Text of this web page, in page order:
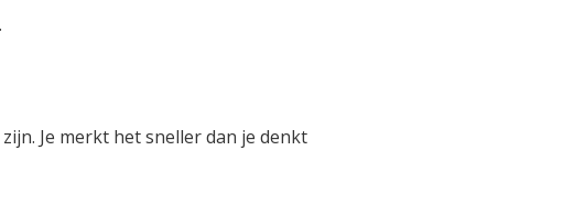
Je merkt het sneller dan je denkt